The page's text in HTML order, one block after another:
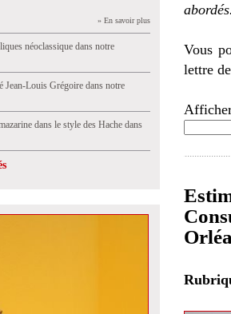
» En savoir plus
néoclassique dans notre
Louis Grégoire dans notre
dans le style des Hache dans
Vous
lettre